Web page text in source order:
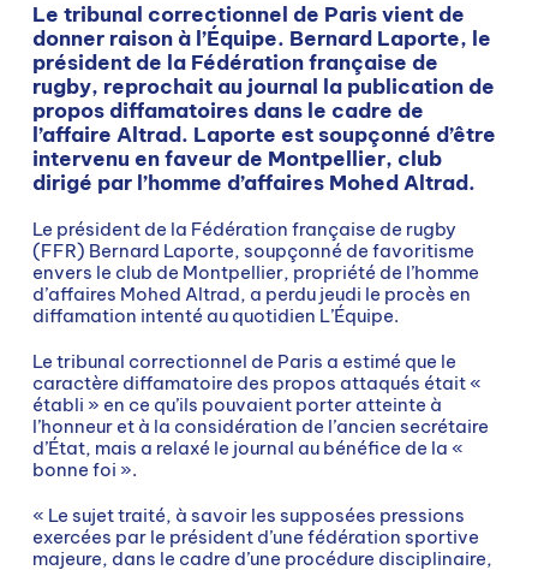
Le tribunal correctionnel de Paris vient de
donner raison à l’Équipe. Bernard Laporte, le
président de la Fédération française de
rugby, reprochait au journal la publication de
propos diffamatoires dans le cadre de
l’affaire Altrad. Laporte est soupçonné d’être
intervenu en faveur de Montpellier, club
dirigé par l’homme d’affaires Mohed Altrad.
Le président de la Fédération française de rugby
(FFR) Bernard Laporte, soupçonné de favoritisme
envers le club de Montpellier, propriété de l’homme
d’affaires Mohed Altrad, a perdu jeudi le procès en
diffamation intenté au quotidien L’Équipe.
Le tribunal correctionnel de Paris a estimé que le
caractère diffamatoire des propos attaqués était «
établi » en ce qu’ils pouvaient porter atteinte à
l’honneur et à la considération de l’ancien secrétaire
d’État, mais a relaxé le journal au bénéfice de la «
bonne foi ».
« Le sujet traité, à savoir les supposées pressions
exercées par le président d’une fédération sportive
majeure, dans le cadre d’une procédure disciplinaire,